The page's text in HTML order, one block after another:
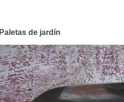
Paletas de jardín